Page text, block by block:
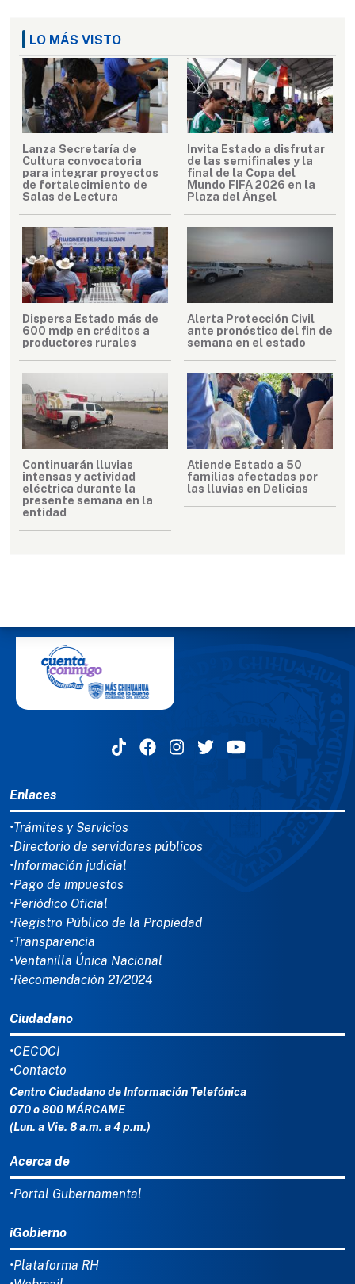
LO MÁS VISTO
Lanza Secretaría de
Cultura convocatoria
para integrar proyectos
de fortalecimiento de
Salas de Lectura
Invita Estado a disfrutar
de las semifinales y la
final de la Copa del
Mundo FIFA 2026 en la
Plaza del Ángel
Dispersa Estado más de
600 mdp en créditos a
productores rurales
Alerta Protección Civil
ante pronóstico del fin de
semana en el estado
Continuarán lluvias
intensas y actividad
eléctrica durante la
presente semana en la
entidad
Atiende Estado a 50
familias afectadas por
las lluvias en Delicias
Enlaces
•Trámites y Servicios
•Directorio de servidores públicos
•Información judicial
•Pago de impuestos
•Periódico Oficial
•Registro Público de la Propiedad
•Transparencia
•Ventanilla Única Nacional
•Recomendación 21/2024
Ciudadano
•CECOCI
•Contacto
Centro Ciudadano de Información Telefónica
070 o 800 MÁRCAME
(Lun. a Vie. 8 a.m. a 4 p.m.)
Acerca de
•Portal Gubernamental
iGobierno
•Plataforma RH